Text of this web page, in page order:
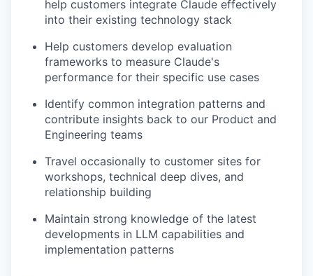
help customers integrate Claude effectively
into their existing technology stack
Help customers develop evaluation
frameworks to measure Claude's
performance for their specific use cases
Identify common integration patterns and
contribute insights back to our Product and
Engineering teams
Travel occasionally to customer sites for
workshops, technical deep dives, and
relationship building
Maintain strong knowledge of the latest
developments in LLM capabilities and
implementation patterns